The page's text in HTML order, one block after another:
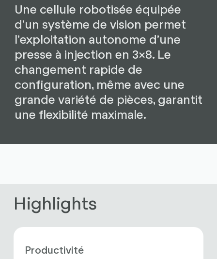
Une cellule robotisée équipée
d’un système de vision permet
l’exploitation autonome d’une
presse à injection en 3×8. Le
changement rapide de
configuration, même avec une
grande variété de pièces, garantit
une flexibilité maximale.
Highlights
Productivité